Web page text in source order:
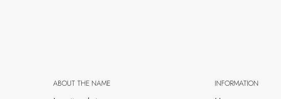
ABOUT THE NAME INFORMATION